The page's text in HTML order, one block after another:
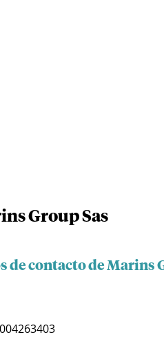
Group Sas
de contacto de Marins